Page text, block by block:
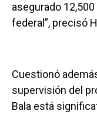
asegurado
federal”, precisó
Cuestionó
supervisión del
Bala está